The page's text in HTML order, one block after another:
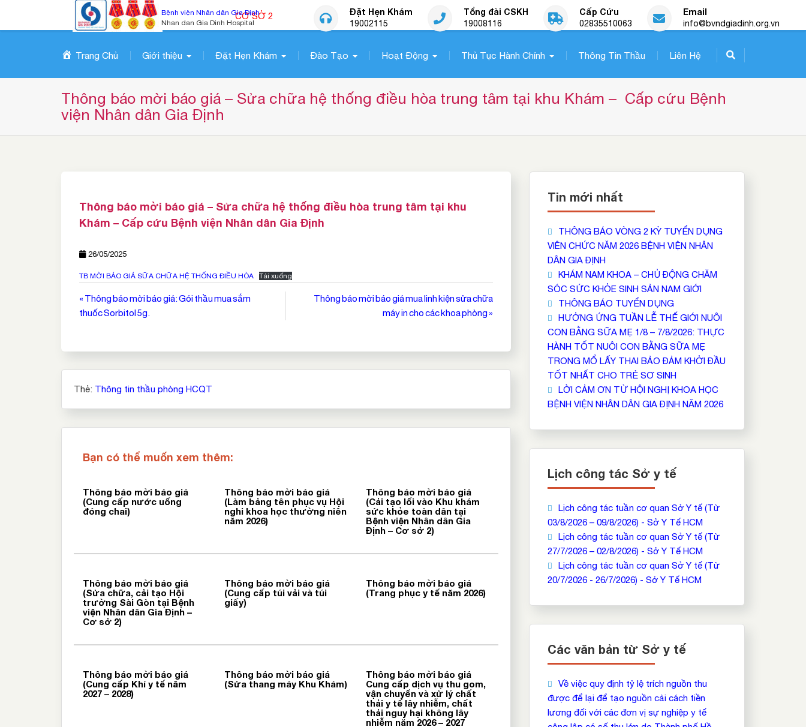
o
t
Bệnh viện Nhân dân Gia Định
Nhan dan Gia Dinh Hospital
CƠ SỞ 2 Đặt Hẹn Khám
19002115
Tổng đài CSKH
19008116
Cấp Cứu
02835510063
Email
info@bvndgiadinh.org.vn
Trang Chủ Giới thiệu Đặt Hẹn Khám Đào Tạo Hoạt Động Thủ Tục Hành Chính Thông Tin Thầu Liên Hệ
Thông báo mời báo giá – Sửa chữa hệ thống điều hòa trung tâm tại khu Khám –  Cấp cứu Bệnh
viện Nhân dân Gia Định
Thông báo mời báo giá – Sửa chữa hệ thống điều hòa trung tâm tại khu
Khám – Cấp cứu Bệnh viện Nhân dân Gia Định
26/05/2025
TB MỜI BÁO GIÁ SỮA CHỮA HỆ THỐNG ĐIỀU HÒA Tải xuống
Điều
hướng
« Thông báo mời báo giá: Gói thầu mua sắm
thuốc Sorbitol 5g.
Thông báo mời báo giá mua linh kiện sửa chữa
máy in cho các khoa phòng »
Thẻ: Thông tin thầu phòng HCQT
Bạn có thể muốn xem thêm:
Thông báo mời báo giá
(Cung cấp nước uống
đóng chai)
Thông báo mời báo giá
(Làm bảng tên phục vụ Hội
nghi khoa học thường niên
năm 2026)
Thông báo mời báo giá
(Cải tạo lối vào Khu khám
sức khỏe toàn dân tại
Bệnh viện Nhân dân Gia
Định – Cơ sở 2)
Thông báo mời báo giá
(Sửa chữa, cải tạo Hội
trường Sài Gòn tại Bệnh
viện Nhân dân Gia Định –
Cơ sở 2)
Thông báo mời báo giá
(Cung cấp túi vải và túi
giấy)
Thông báo mời báo giá
(Trang phục y tế năm 2026)
Thông báo mời báo giá
(Cung cấp Khí y tế năm
2027 – 2028)
Thông báo mời báo giá
(Sửa thang máy Khu Khám)
Thông báo mời báo giá
Cung cấp dịch vụ thu gom,
vận chuyển và xử lý chất
thải y tế lây nhiễm, chất
thải nguy hại không lây
nhiễm năm 2026 – 2027
Tin mới nhất
THÔNG BÁO VÒNG 2 KỲ TUYỂN DỤNG
VIÊN CHỨC NĂM 2026 BỆNH VIỆN NHÂN
DÂN GIA ĐỊNH
KHÁM NAM KHOA – CHỦ ĐỘNG CHĂM
SÓC SỨC KHỎE SINH SẢN NAM GIỚI
THÔNG BÁO TUYỂN DỤNG
HƯỞNG ỨNG TUẦN LỄ THẾ GIỚI NUÔI
CON BẰNG SỮA MẸ 1/8 – 7/8/2026: THỰC
HÀNH TỐT NUÔI CON BẰNG SỮA MẸ
TRONG MỔ LẤY THAI BẢO ĐẢM KHỞI ĐẦU
TỐT NHẤT CHO TRẺ SƠ SINH
LỜI CẢM ƠN TỪ HỘI NGHỊ KHOA HỌC
BỆNH VIỆN NHÂN DÂN GIA ĐỊNH NĂM 2026
Lịch công tác Sở y tế
Lịch công tác tuần cơ quan Sở Y tế (Từ
03/8/2026 – 09/8/2026) - Sở Y Tế HCM
Lịch công tác tuần cơ quan Sở Y tế (Từ
27/7/2026 – 02/8/2026) - Sở Y Tế HCM
Lịch công tác tuần cơ quan Sở Y tế (Từ
20/7/2026 - 26/7/2026) - Sở Y Tế HCM
Các văn bản từ Sở y tế
Về việc quy định tỷ lệ trích nguồn thu
được để lại để tạo nguồn cải cách tiền
lương đối với các đơn vị sự nghiệp y tế